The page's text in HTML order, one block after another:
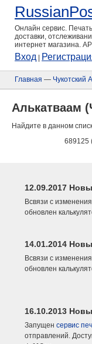
Онлайн сервис.
доставки,
интернет магазина.
Вход
Главная — Чукотский
Алькатваам
Найдите в данном
689125
12.09.2017
Всвязи с
обновлен
14.01.2014
Всвязи с
обновлен
16.10.2013
Запущен сервис
отправлений.